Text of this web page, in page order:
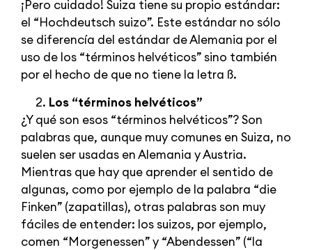
¡Pero cuidado! Suiza tiene su propio estándar:
el “Hochdeutsch suizo”. Este estándar no sólo
se diferencía del estándar de Alemania por el
uso de los “términos helvéticos” sino también
por el hecho de que no tiene la letra ß.
Los “términos helvéticos”
¿Y qué son esos “términos helvéticos”? Son
palabras que, aunque muy comunes en Suiza, no
suelen ser usadas en Alemania y Austria.
Mientras que hay que aprender el sentido de
algunas, como por ejemplo de la palabra “die
Finken” (zapatillas), otras palabras son muy
fáciles de entender: los suizos, por ejemplo,
comen “Morgenessen” y “Abendessen” (“la